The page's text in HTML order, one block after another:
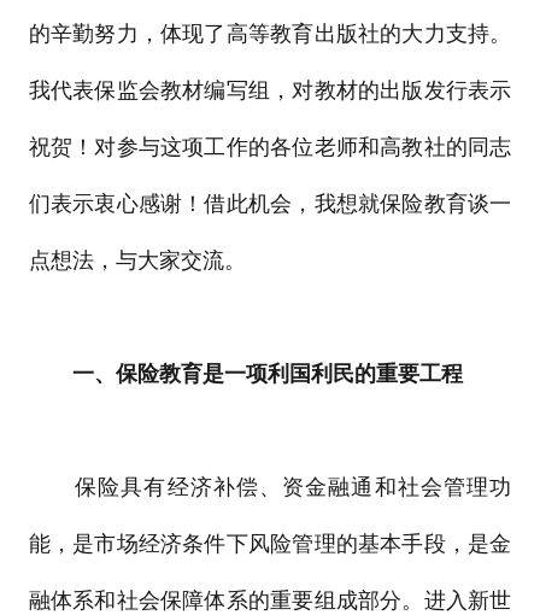
的辛勤努力，体现了高等教育出版社的大力支持。
我代表保监会教材编写组，对教材的出版发行表示
祝贺！对参与这项工作的各位老师和高教社的同志
们表示衷心感谢！借此机会，我想就保险教育谈一
点想法，与大家交流。
一、保险教育是一项利国利民的重要工程
保险具有经济补偿、资金融通和社会管理功
能，是市场经济条件下风险管理的基本手段，是金
融体系和社会保障体系的重要组成部分。进入新世